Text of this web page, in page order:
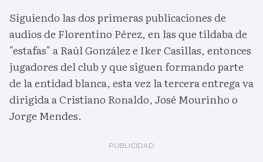
Siguiendo las dos primeras publicaciones de
audios de Florentino Pérez, en las que tildaba de
"estafas" a Raúl González e Iker Casillas, entonces
jugadores del club y que siguen formando parte
de la entidad blanca, esta vez la tercera entrega va
dirigida a Cristiano Ronaldo, José Mourinho o
Jorge Mendes.